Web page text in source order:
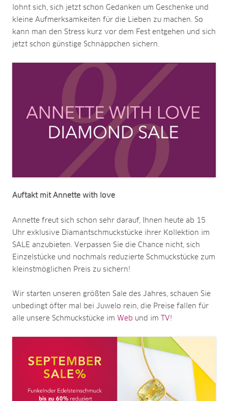
lohnt sich, sich jetzt schon Gedanken um Geschenke und
kleine Aufmerksamkeiten für die Lieben zu machen. So
kann man den Stress kurz vor dem Fest entgehen und sich
jetzt schon günstige Schnäppchen sichern.
Auftakt mit Annette with love
Annette freut sich schon sehr darauf, Ihnen heute ab 15
Uhr exklusive Diamantschmuckstücke ihrer Kollektion im
SALE anzubieten. Verpassen Sie die Chance nicht, sich
Einzelstücke und nochmals reduzierte Schmuckstücke zum
kleinstmöglichen Preis zu sichern!
Wir starten unseren größten Sale des Jahres, schauen Sie
unbedingt öfter mal bei Juwelo rein, die Preise fallen für
alle unsere Schmuckstücke im Web und im TV!